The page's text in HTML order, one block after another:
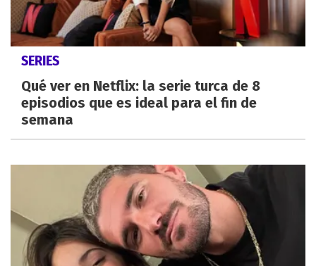
SERIES
Qué ver en Netflix: la serie turca de 8
episodios que es ideal para el fin de
semana